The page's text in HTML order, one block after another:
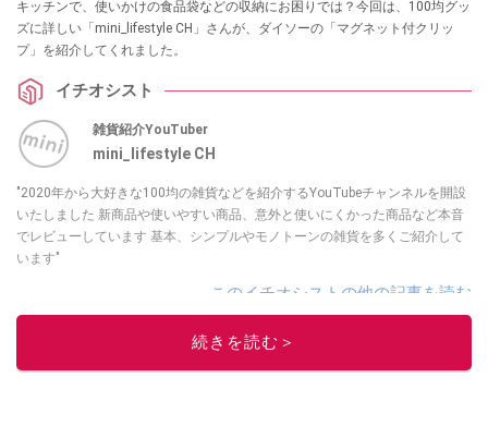
キッチンで、使いかけの食品袋などの収納にお困りでは？今回は、100均グッ
ズに詳しい「mini_lifestyle CH」さんが、ダイソーの「マグネット付クリッ
プ」を紹介してくれました。
イチオシスト
雑貨紹介YouTuber
mini_lifestyle CH
"2020年から大好きな100均の雑貨などを紹介するYouTubeチャンネルを開設
いたしました 新商品や使いやすい商品、意外と使いにくかった商品など本音
でレビューしています 基本、シンプルやモノトーンの雑貨を多くご紹介して
います"
このイチオシストの他の記事を読む
続きを読む＞